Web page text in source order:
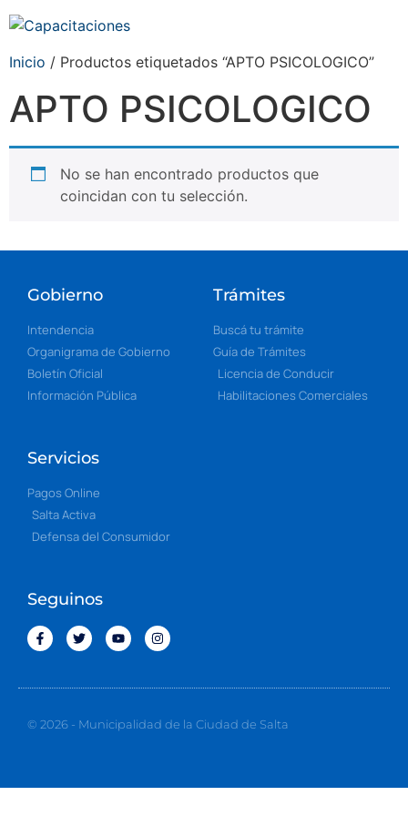
Inicio / Productos etiquetados “APTO PSICOLOGICO”
APTO PSICOLOGICO
No se han encontrado productos que
coincidan con tu selección.
Gobierno
Intendencia
Organigrama de Gobierno
Boletín Oficial
Información Pública
Trámites
Buscá tu trámite
Guía de Trámites
Licencia de Conducir
Habilitaciones Comerciales
Servicios
Pagos Online
Salta Activa
Defensa del Consumidor
Seguinos
© 2026 - Municipalidad de la Ciudad de Salta